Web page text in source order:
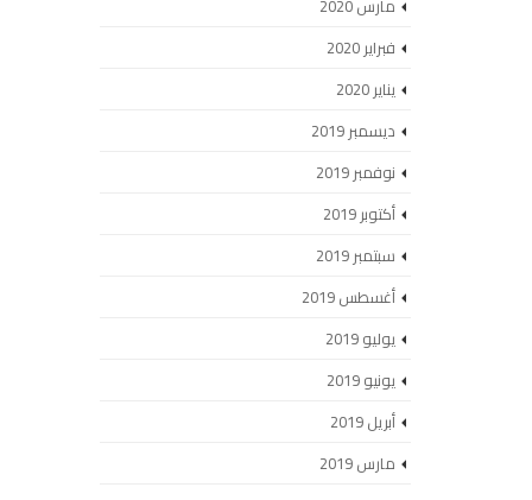
مارس 2020
فبراير 2020
يناير 2020
ديسمبر 2019
نوفمبر 2019
أكتوبر 2019
سبتمبر 2019
أغسطس 2019
يوليو 2019
يونيو 2019
أبريل 2019
مارس 2019